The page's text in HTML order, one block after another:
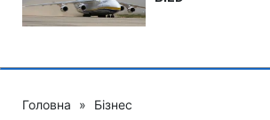
Головна » Бізнес